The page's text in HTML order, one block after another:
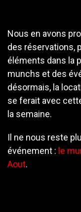
Nous en avons
des réservations,
éléments dans la
munchs et des
désormais, la
se ferait avec
la semaine.
Il ne nous reste
événement : le
Aout.